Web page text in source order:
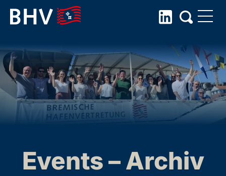
to
the
content
Events – Archiv